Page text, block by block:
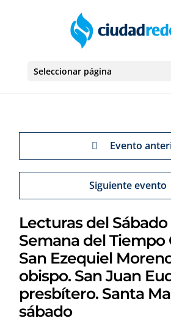
Seleccionar página
Evento
Siguiente evento
Lecturas del Sábado
Semana del Tiempo
San Ezequiel
obispo. San Juan
presbítero. Santa
sábado